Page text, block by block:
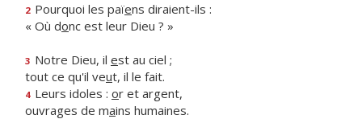
2 Pourquoi les païens diraient-ils :
« Où donc est leur Dieu ? »
3 Notre Dieu, il est au ciel ;
tout ce qu'il veut, il le fait.
4 Leurs idoles : or et argent,
ouvrages de mains humaines.